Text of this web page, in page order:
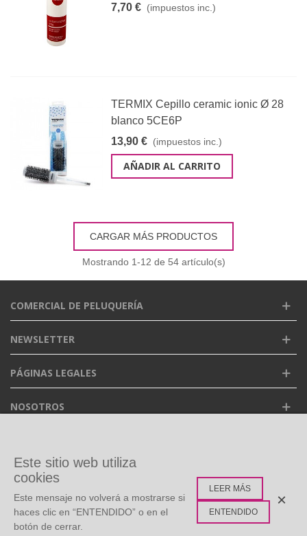
7,70 € (impuestos inc.)
TERMIX Cepillo ceramic ionic Ø 28
blanco 5CE6P
13,90 € (impuestos inc.)
AÑADIR AL CARRITO
CARGAR MÁS PRODUCTOS
Mostrando 1-12 de 54 artículo(s)
COMERCIAL DE PELUQUERÍA
NEWSLETTER
PÁGINAS LEGALES
NOSOTROS
ETIQUETAS POPULARES
Este sitio web utiliza
cookies
Este mensaje no volverá a mostrarse si
haces clic en “ENTENDIDO” o en el
botón de cerrar.
LEER MÁS
ENTENDIDO
×